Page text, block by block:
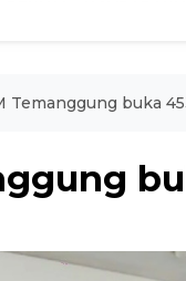
Temanggung buka